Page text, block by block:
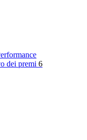
dei premi 6